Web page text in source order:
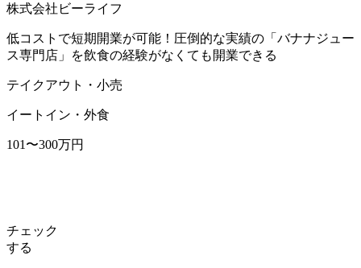
株式会社ビーライフ
低コストで短期開業が可能！圧倒的な実績の「バナナジュー
ス専門店」を飲食の経験がなくても開業できる
テイクアウト・小売
イートイン・外食
101〜300万円
チェック
する